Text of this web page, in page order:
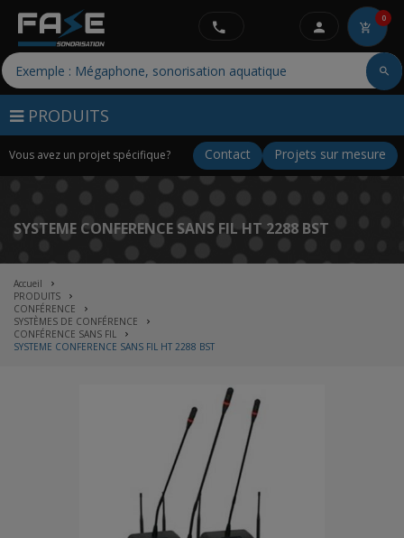
PRODUITS
Vous avez un projet spécifique? Projets sur mesure
Contact
0
SYSTEME CONFERENCE SANS FIL HT 2288 BST
Accueil
PRODUITS
CONFÉRENCE
SYSTÈMES DE CONFÉRENCE
CONFÉRENCE SANS FIL
SYSTEME CONFERENCE SANS FIL HT 2288 BST